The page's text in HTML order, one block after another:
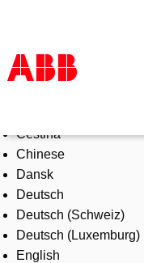
Products & Solutions
Industries
Services
About us
Where to buy
Contact us
Careers
Čeština
Chinese
Dansk
Deutsch
Deutsch (Schweiz)
Deutsch (Luxemburg)
English